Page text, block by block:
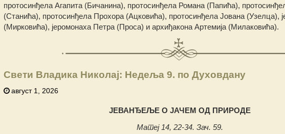
протосинђела Агапита (Бичанина), протосинђела Романа (Папића),
(Станића), протосинђела Прохора (Ацковића), протосинђела Јована (Узелца),
(Мирковића), јеромонаха Петра (Проса) и архиђакона Артемија (Милаковића).
Свети Владика Николај: Недеља 9. по Духовдану
август 1, 2026
ЈЕВАНЂЕЉЕ О ЈАЧЕМ ОД ПРИРОДЕ
Матеј 14, 22-34. Зач. 59.